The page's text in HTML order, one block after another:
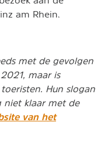
am Rhein.
met de gevolgen
maar is
Hun slogan
niet klaar met de
van het